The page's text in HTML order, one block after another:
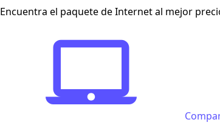
Encuentra el paquete de Internet al mejor